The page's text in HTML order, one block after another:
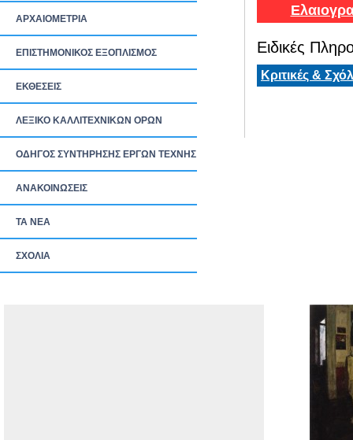
ΑΡΧΑΙΟΜΕΤΡΙΑ
ΕΠΙΣΤΗΜΟΝΙΚΟΣ ΕΞΟΠΛΙΣΜΟΣ
ΕΚΘΕΣΕΙΣ
ΛΕΞΙΚΟ ΚΑΛΛΙΤΕΧΝΙΚΩΝ ΟΡΩΝ
ΟΔΗΓΟΣ ΣΥΝΤΗΡΗΣΗΣ ΕΡΓΩΝ ΤΕΧΝΗΣ
ΑΝΑΚΟΙΝΩΣΕΙΣ
ΤΑ ΝEΑ
ΣΧΟΛΙΑ
Ειδικές
Κριτικές &